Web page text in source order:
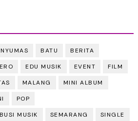
BATU BERITA
EDU MUSIK EVENT FILM
MALANG MINI ALBUM
POP
MUSIK SEMARANG SINGLE